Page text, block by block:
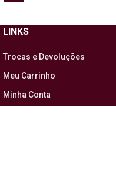
LINKS
Trocas e Devoluções
Meu Carrinho
Minha Conta